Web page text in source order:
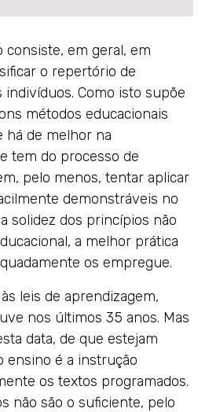
consiste, em geral, em
o repertório de
Como isto supõe
métodos educacionais
há de melhor na
tem do processo de
pelo menos, tentar aplicar
demonstráveis no
solidez dos princípios não
a melhor prática
os empregue.
leis de aprendizagem,
nos últimos 35 anos. Mas
data, de que estejam
ensino é a instrução
os textos programados.
não são o suficiente, pelo